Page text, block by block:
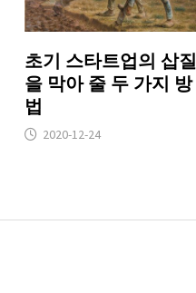
초기 스타트업의 삽질
을 막아 줄 두 가지 방
법
2020-12-24